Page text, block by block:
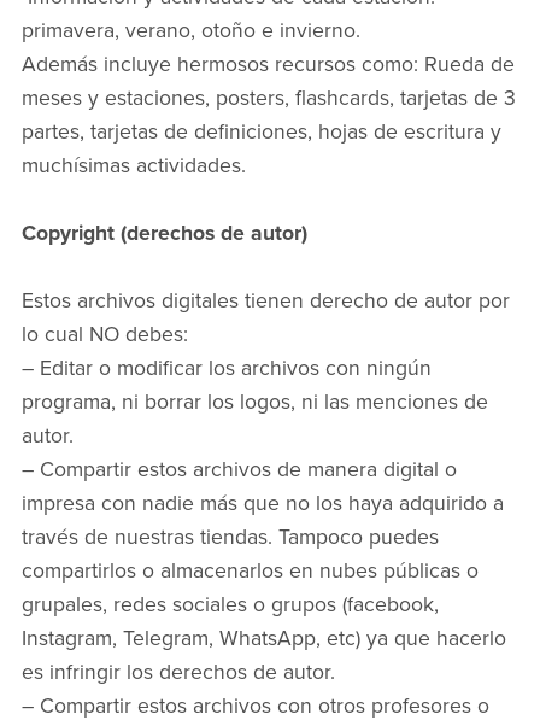
primavera, verano, otoño e invierno.
Además incluye hermosos recursos como: Rueda de
meses y estaciones, posters, flashcards, tarjetas de 3
partes, tarjetas de definiciones, hojas de escritura y
muchísimas actividades.
Copyright (derechos de autor)
Estos archivos digitales tienen derecho de autor por
lo cual NO debes:
– Editar o modificar los archivos con ningún
programa, ni borrar los logos, ni las menciones de
autor.
– Compartir estos archivos de manera digital o
impresa con nadie más que no los haya adquirido a
través de nuestras tiendas. Tampoco puedes
compartirlos o almacenarlos en nubes públicas o
grupales, redes sociales o grupos (facebook,
Instagram, Telegram, WhatsApp, etc) ya que hacerlo
es infringir los derechos de autor.
– Compartir estos archivos con otros profesores o